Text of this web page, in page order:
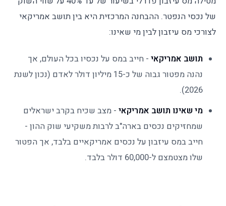
של נכסי הנפטר. ההבחנה המרכזית היא בין תושב אמריקאי
לצורכי מס עיזבון לבין מי שאינו:
תושב אמריקאי - חייב במס על נכסיו בכל העולם, אך
נהנה מפטור גבוה של כ-15 מיליון דולר לאדם (נכון לשנת
2026).
מי שאינו תושב אמריקאי - מצב שכיח בקרב ישראלים
שמחזיקים נכסים בארה"ב לרבות משקיעי שוק ההון -
חייב במס עיזבון על נכסים אמריקאיים בלבד, אך הפטור
שלו מצטמצם ל-60,000 דולר בלבד.